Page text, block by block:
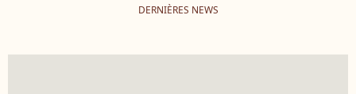
DERNIÈRES NEWS